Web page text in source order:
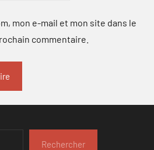
mon e-mail et mon site dans le
commentaire.
Rechercher